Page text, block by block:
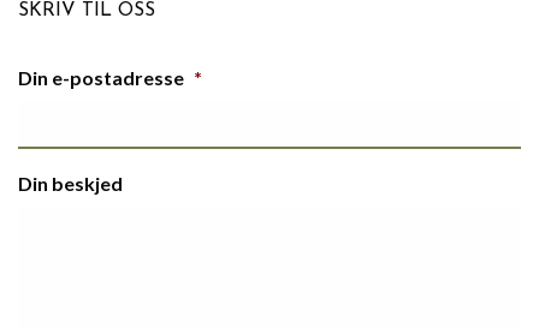
SKRIV TIL OSS
Din e-postadresse *
Din beskjed